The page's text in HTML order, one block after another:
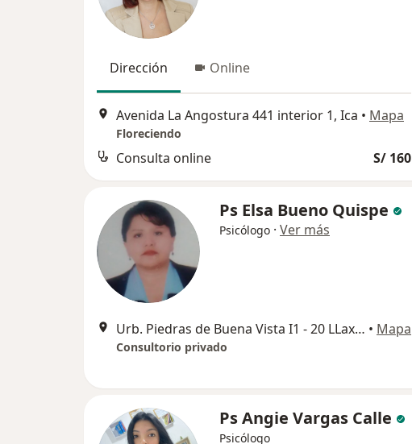
Dirección Online
Avenida La Angostura 441 interior 1, Ica • Mapa
Floreciendo
Consulta online S/ 160
Ps Elsa Bueno Quispe
Psicólogo · Ver más
Urb. Piedras de Buena Vista I1 - 20 LLaxta, Ica • Mapa
Consultorio privado
Ps Angie Vargas Calle
Psicólogo